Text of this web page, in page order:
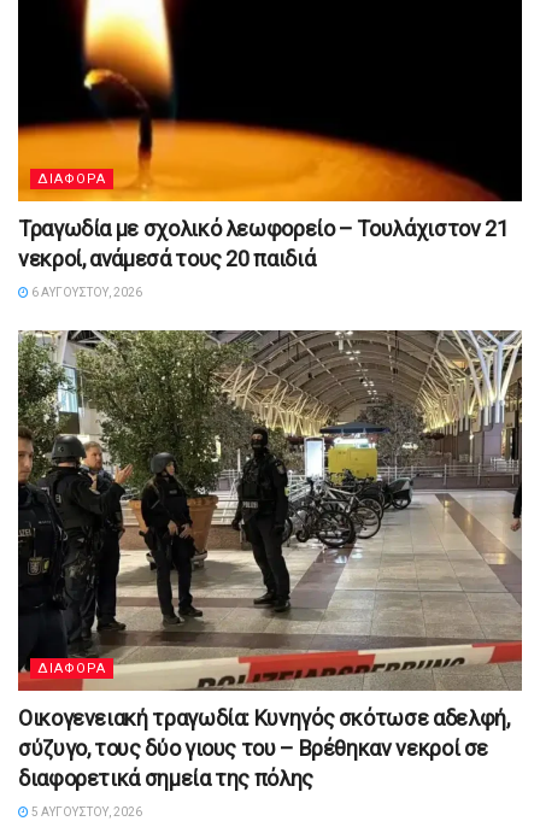
ΔΙΑΦΟΡΑ
Τραγωδία με σχολικό λεωφορείο – Τουλάχιστον 21
νεκροί, ανάμεσά τους 20 παιδιά
6 ΑΥΓΟΎΣΤΟΥ, 2026
ΔΙΑΦΟΡΑ
Οικογενειακή τραγωδία: Κυνηγός σκότωσε αδελφή,
σύζυγο, τους δύο γιους του – Βρέθηκαν νεκροί σε
διαφορετικά σημεία της πόλης
5 ΑΥΓΟΎΣΤΟΥ, 2026